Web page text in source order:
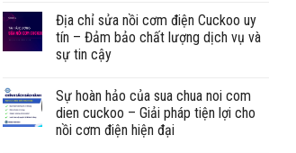
Địa chỉ sửa nồi cơm điện Cuckoo uy
tín – Đảm bảo chất lượng dịch vụ và
sự tin cậy
Sự hoàn hảo của sua chua noi com
dien cuckoo – Giải pháp tiện lợi cho
nồi cơm điện hiện đại